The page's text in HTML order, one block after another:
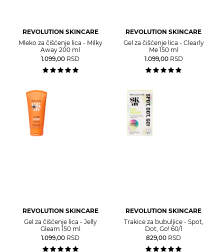
REVOLUTION SKINCARE
Mleko za čišćenje lica - Milky
Away 200 ml
1.099,00 RSD
REVOLUTION SKINCARE
Gel za čišćenje lica - Clearly
Me 150 ml
1.099,00 RSD
REVOLUTION SKINCARE
Gel za čišćenje lica - Jelly
Gleam 150 ml
1.099,00 RSD
REVOLUTION SKINCARE
Trakice za bubuljice - Spot,
Dot, Go! 60/1
829,00 RSD